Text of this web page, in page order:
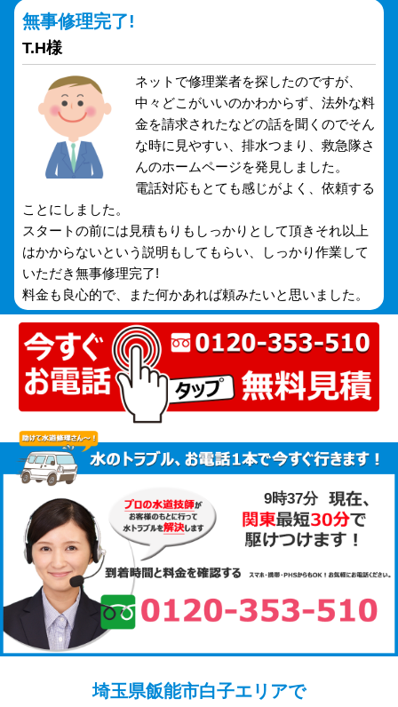
無事修理完了!
T.H様
ネットで修理業者を探したのですが、
中々どこがいいのかわからず、法外な料
金を請求されたなどの話を聞くのでそん
な時に見やすい、排水つまり、救急隊さ
んのホームページを発見しました。
電話対応もとても感じがよく、依頼する
ことにしました。
スタートの前には見積もりもしっかりとして頂きそれ以上
はかからないという説明もしてもらい、しっかり作業して
いただき無事修理完了!
料金も良心的で、また何かあれば頼みたいと思いました。
9時37分
埼玉県飯能市白子エリアで